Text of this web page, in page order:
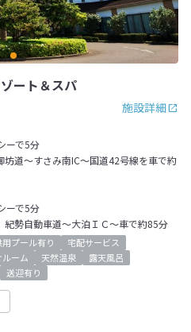
ート＆スパ
施設詳細
ーで5分
道～すさみ南IC～国道42号線を車で約
ーで5分
勢自動車道～大泊ＩＣ～車で約85分
プール有り
宅配サービス
ルーム 天然温泉
露天風呂
送迎有り